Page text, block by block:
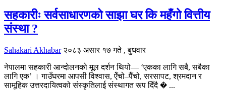
सहकारीः सर्वसाधारणको साझा घर कि महँगो वित्तीय
संस्था ?
Sahakari Akhabar २०८३ असार १७ गते , बुधवार
नेपालमा सहकारी आन्दोलनको मूल दर्शन थियो— ‘एकका लागि सबै, सबैका
लागि एक’ । गाउँघरमा आपसी विश्वास, ऐँचो–पैँचो, सरसापट, श्रमदान र
सामूहिक उत्तरदायित्वको संस्कृतिलाई संस्थागत रूप दिँदै � ...